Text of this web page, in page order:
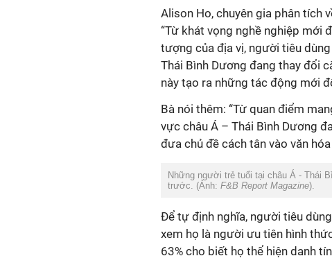
Alison Ho, chuyên gia phân tích
“Từ khát vọng nghề nghiệp
tượng của địa vị, người tiêu
Thái Bình Dương đang thay đổi
này tạo ra những tác động mới
Bà nói thêm: “Từ quan điểm
vực châu Á – Thái Bình Dương
đưa chủ đề cách tân vào văn
Những người trẻ tuổi tại châu Á - Thái
trước. (Ảnh: F&B Report Magazine).
Để tự định nghĩa, người tiêu
xem họ là người ưu tiên hình
63% cho biết họ thể hiện danh